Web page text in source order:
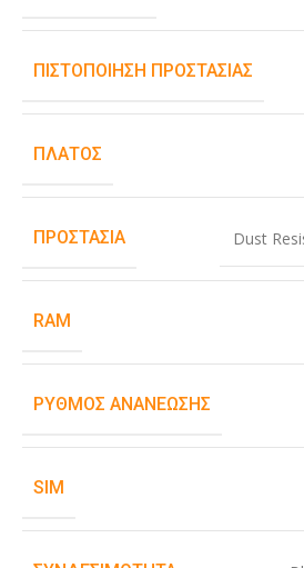
ΠΙΣΤΟΠΟΊΗΣΗ ΠΡΟΣΤΑΣΊΑΣ
ΠΛΆΤΟΣ
ΠΡΟΣΤΑΣΊΑ Dust
RAM
ΡΥΘΜΌΣ ΑΝΑΝΈΩΣΗΣ
SIM